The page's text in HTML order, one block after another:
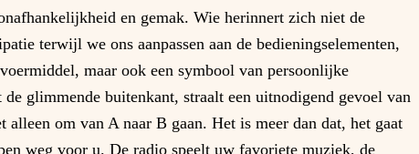
en gemak. Wie herinnert zich niet de
terwijl we ons aanpassen aan de bedieningselementen,
maar ook een symbool van persoonlijke
glimmende buitenkant, straalt een uitnodigend gevoel van
om van A naar B gaan. Het is meer dan dat, het gaat
weg voor u. De radio speelt uw favoriete muziek, de